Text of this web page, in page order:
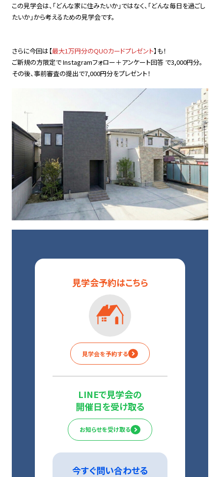
この見学会は、「どんな家に住みたいか」ではなく、「どんな毎日を過ごし
たいか」から考えるための見学会です。
さらに今回は【最大1万円分のQUOカードプレゼント】も！
ご新規の方限定で Instagramフォロー＋アンケート回答 で3,000円分。
その後、事前審査の提出で7,000円分をプレゼント！
見学会予約はこちら
見学会を予約する
LINEで見学会の
開催日を受け取る
お知らせを受け取る
今すぐ問い合わせる